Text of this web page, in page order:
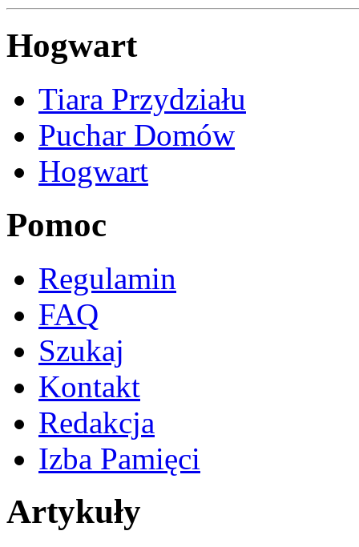
Hogwart
Tiara Przydziału
Puchar Domów
Hogwart
Pomoc
Regulamin
FAQ
Szukaj
Kontakt
Redakcja
Izba Pamięci
Artykuły